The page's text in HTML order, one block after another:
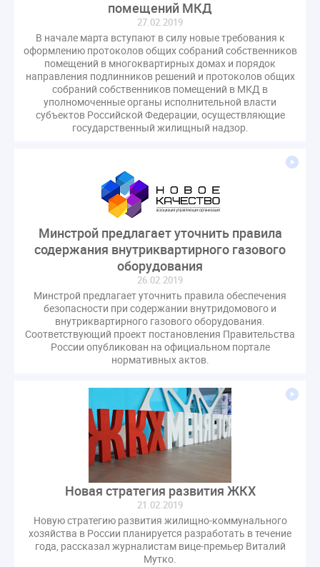
Исследования
МВД
Минфин НДС
Общественная палата
Проект
Рабочая группа
Регулирование Персональные данные ЕГРН
СРО регулирование ГЖИ лицензирование надзор
Совет Федерации
Сотрудничество
вебинар
информационная система ЖКХ
мораторий
обсуждение
отчетность УК
персональные данные
реформирование ЖКХ
1 сентября
ВЦИОМ
Владимир Путин
ГУО
Геллер
Государственная дума
Дезинфекция
Дума
Законопроект Минстрой
Законопроект Пахомов Кошелев
Законопроект теплоснабжение ответственность
Качество
Кейс
Комиссия РСПП по ЖКХ
Конституционный Суд
Кошелев Пахомов
Лицензии М.Геллер
Награды Новая УК
Поручение Президента
Правительства РФ
Правительство диагностика
Праздники
РКЦ
Разъяснения
Резолюция
помещений МКД
27.02.2019
В начале марта вступают в силу новые требования к
оформлению протоколов общих собраний собственников
помещений в многоквартирных домах и порядок
направления подлинников решений и протоколов общих
собраний собственников помещений в МКД в
уполномоченные органы исполнительной власти
субъектов Российской Федерации, осуществляющие
государственный жилищный надзор.
Минстрой предлагает уточнить правила
содержания внутриквартирного газового
оборудования
26.02.2019
Минстрой предлагает уточнить правила обеспечения
безопасности при содержании внутридомового и
внутриквартирного газового оборудования.​
Соответствующий проект постановления Правительства
России опубликован на официальном портале
нормативных актов.
Новая стратегия развития ЖКХ
21.02.2019
Новую стратегию развития жилищно-коммунального
хозяйства в России планируется разработать в течение
года, рассказал журналистам вице-премьер Виталий
Мутко.